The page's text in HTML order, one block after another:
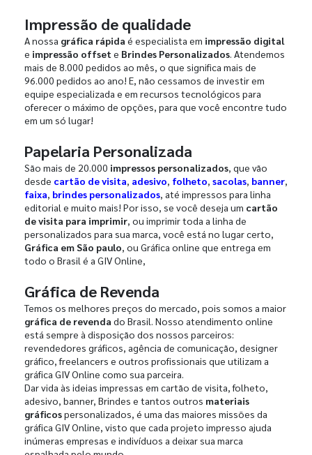
Impressão de qualidade
A nossa gráfica rápida é especialista em impressão digital
e impressão offset e Brindes Personalizados. Atendemos
mais de 8.000 pedidos ao mês, o que significa mais de
96.000 pedidos ao ano! E, não cessamos de investir em
equipe especializada e em recursos tecnológicos para
oferecer o máximo de opções, para que você encontre tudo
em um só lugar!
Papelaria Personalizada
São mais de 20.000 impressos personalizados, que vão
desde cartão de visita, adesivo, folheto, sacolas, banner,
faixa, brindes personalizados, até impressos para linha
editorial e muito mais! Por isso, se você deseja um cartão
de visita para imprimir, ou imprimir toda a linha de
personalizados para sua marca, você está no lugar certo,
Gráfica em São paulo, ou Gráfica online que entrega em
todo o Brasil é a GIV Online,
Gráfica de Revenda
Temos os melhores preços do mercado, pois somos a maior
gráfica de revenda do Brasil. Nosso atendimento online
está sempre à disposição dos nossos parceiros:
revendedores gráficos, agência de comunicação, designer
gráfico, freelancers e outros profissionais que utilizam a
gráfica GIV Online como sua parceira.
Dar vida às ideias impressas em cartão de visita, folheto,
adesivo, banner, Brindes e tantos outros materiais
gráficospersonalizados, é uma das maiores missões da
gráfica GIV Online, visto que cada projeto impresso ajuda
inúmeras empresas e indivíduos a deixar sua marca